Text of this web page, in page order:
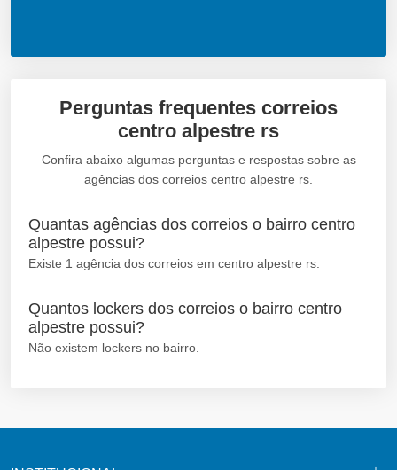
Perguntas frequentes correios
centro alpestre rs
Confira abaixo algumas perguntas e respostas sobre as
agências dos correios centro alpestre rs.
Quantas agências dos correios o bairro centro
alpestre possui?
Existe 1 agência dos correios em centro alpestre rs.
Quantos lockers dos correios o bairro centro
alpestre possui?
Não existem lockers no bairro.